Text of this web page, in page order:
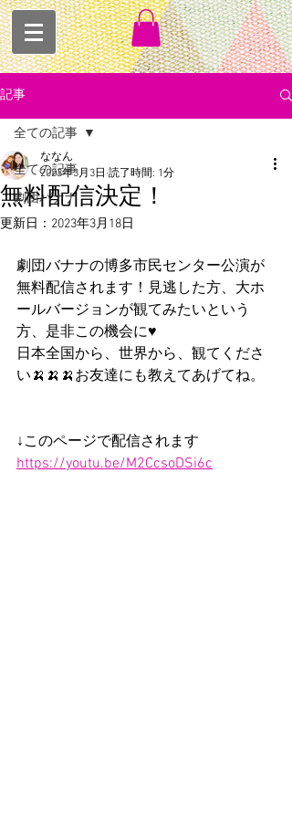
記事
全ての記事
劇団バナナ
全ての記事
無料配信決定！
ななん
2023年3月3日 読了時間: 1分
更新日： 2023年3月18日
劇団バナナの博多市民センター公演が
無料配信されます！見逃した方、大ホ
ールバージョンが観てみたいという
方、是非この機会に♥
日本全国から、世界から、観てくださ
い🍌🍌🍌お友達にも教えてあげてね。
↓このページで配信されます
https://youtu.be/M2CcsoDSi6c